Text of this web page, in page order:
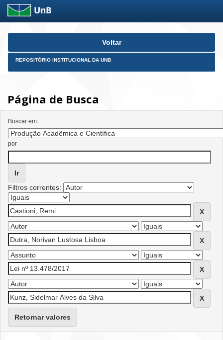
Skip
Voltar
REPOSITÓRIO INSTITUCIONAL DA UNB
Página de Busca
Buscar em:
por
Filtros correntes:
Retornar valores